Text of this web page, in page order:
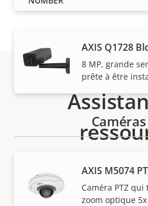
AXIS Q1728
8 MP, grande
prête à être
Caméras
AXIS M5074
Caméra PTZ
zoom optique 5x
logiciel ou de l'aide